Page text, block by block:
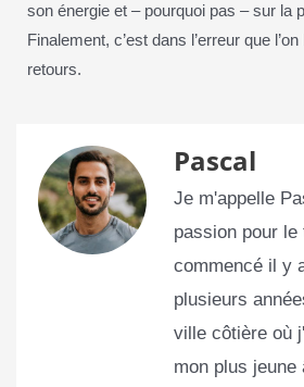
son énergie et – pourquoi pas – sur la
Finalement, c’est dans l’erreur que
retours.
Pascal
Je m'appelle
passion pour le
commencé il y
plusieurs
ville côtière où
mon plus jeune